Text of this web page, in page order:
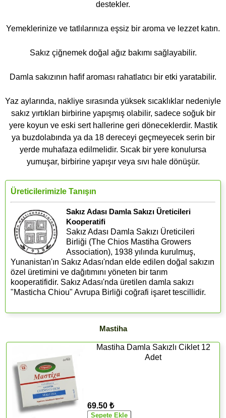
destekler.
Yemeklerinize ve tatlılarınıza eşsiz bir aroma ve lezzet katın.
Sakız çiğnemek doğal ağız bakımı sağlayabilir.
Damla sakızının hafif aroması rahatlatıcı bir etki yaratabilir.
Yaz aylarında, nakliye sırasında yüksek sıcaklıklar nedeniyle
sakız yırtıkları birbirine yapışmış olabilir, sadece soğuk bir
yere koyun ve eski sert hallerine geri döneceklerdir. Mastik
ya buzdolabında ya da 18 dereceyi geçmeyecek serin bir
yerde muhafaza edilmelidir. Sıcak bir yere konulursa
yumuşar, birbirine yapışır veya sıvı hale dönüşür.
Üreticilerimizle Tanışın
Sakız Adası Damla Sakızı Üreticileri
Kooperatifi
Sakız Adası Damla Sakızı Üreticileri
Birliği (The Chios Mastiha Growers
Association), 1938 yılında kurulmuş,
Yunanistan'ın Sakız Adası'ndan elde edilen doğal sakızın
özel üretimini ve dağıtımını yöneten bir tarım
kooperatifidir. Sakız Adası'nda üretilen damla sakızı
"Masticha Chiou" Avrupa Birliği coğrafi işaret tescillidir.
Mastiha
Mastiha Damla Sakızlı Ciklet 12
Adet
69.50 ₺